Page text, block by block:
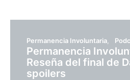
Permanencia Involuntaria
Permanencia
Reseña del final de
spoilers